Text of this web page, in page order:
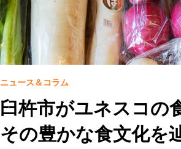
ニュース＆コラム
臼杵市がユネスコの
その豊かな食文化を